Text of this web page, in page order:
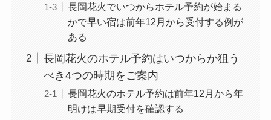
長岡花火でいつからホテル予約が始まる
かで早い宿は前年12月から受付する例が
ある
長岡花火のホテル予約はいつからか狙う
べき4つの時期をご案内
長岡花火のホテル予約は前年12月から年
明けは早期受付を確認する